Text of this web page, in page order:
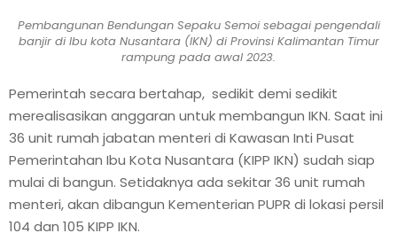
Pembangunan Bendungan Sepaku Semoi sebagai pengendali
banjir di Ibu kota Nusantara (IKN) di Provinsi Kalimantan Timur
rampung pada awal 2023.
Pemerintah secara bertahap, sedikit demi sedikit
merealisasikan anggaran untuk membangun IKN. Saat ini
36 unit rumah jabatan menteri di Kawasan Inti Pusat
Pemerintahan Ibu Kota Nusantara (KIPP IKN) sudah siap
mulai di bangun. Setidaknya ada sekitar 36 unit rumah
menteri, akan dibangun Kementerian PUPR di lokasi persil
104 dan 105 KIPP IKN.